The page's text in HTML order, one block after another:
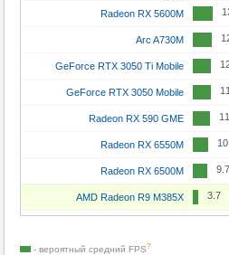
Radeon RX 5600M
Arc A730M
GeForce RTX 3050 Ti Mobile
GeForce RTX 3050 Mobile
Radeon RX 590 GME
Radeon RX 6550M
Radeon RX 6500M 9.7
AMD Radeon R9 M385X 3.7
- вероятный средний FPS?